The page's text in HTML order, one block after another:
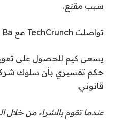
سبب مقنع.
تواصلت TechCrunch مع Ba للتعليق.
يسعى كيم للحصول على
قانوني.
عندما تقوم بالشراء من خلال